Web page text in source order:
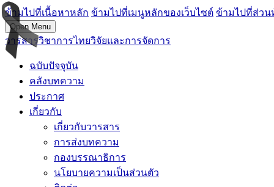
ข้ามไปที่เนื้อหาหลัก ข้ามไปที่เมนูหลักของเว็บไซต์ ข้ามไปที่ส่วน
Open Menu
วารสารวิชาการไทยวิจัยและการจัดการ
ฉบับปัจจุบัน
คลังบทความ
ประกาศ
เกี่ยวกับ
เกี่ยวกับวารสาร
การส่งบทความ
กองบรรณาธิการ
นโยบายความเป็นส่วนตัว